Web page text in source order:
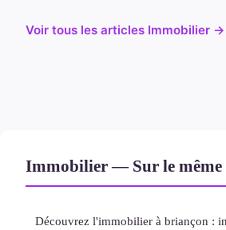
Voir tous les articles Immobilier →
Immobilier — Sur le même
Découvrez l'immobilier à briançon :